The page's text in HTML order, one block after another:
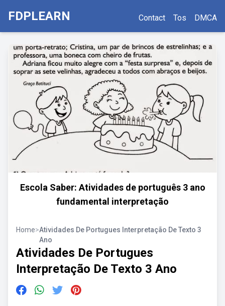
FDPLEARN Contact Tos DMCA
Escola Saber: Atividades de português 3 ano
fundamental interpretação
Home>Atividades De Portugues Interpretação De Texto 3
Ano
Atividades De Portugues
Interpretação De Texto 3 Ano